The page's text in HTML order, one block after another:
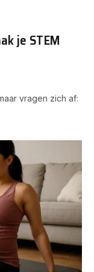
je STEM
vragen zich af: